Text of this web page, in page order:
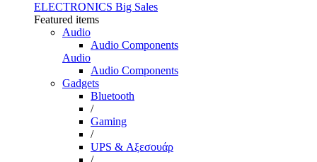
ELECTRONICS Big Sales
Featured items
Audio
Audio Components
Audio
Audio Components
Gadgets
Bluetooth
/
Gaming
/
UPS & Αξεσουάρ
/